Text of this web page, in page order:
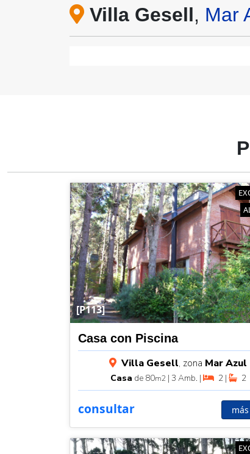
Villa Gesell, Mar
[P113]
Casa con Piscina
Villa Gesell, zona Mar Azul
Casa de 80m2 | 3 Amb. | 2 | 2
consultar